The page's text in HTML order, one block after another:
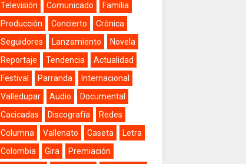
Televisión
Comunicado
Familia
Producción
Concierto
Crónica
Seguidores
Lanzamiento
Novela
Reportaje
Tendencia
Actualidad
Festival
Parranda
Internacional
Valledupar
Audio
Documental
Cacicadas
Discografía
Redes
Columna
Vallenato Caseta
Letra
Colombia
Gira
Premiación